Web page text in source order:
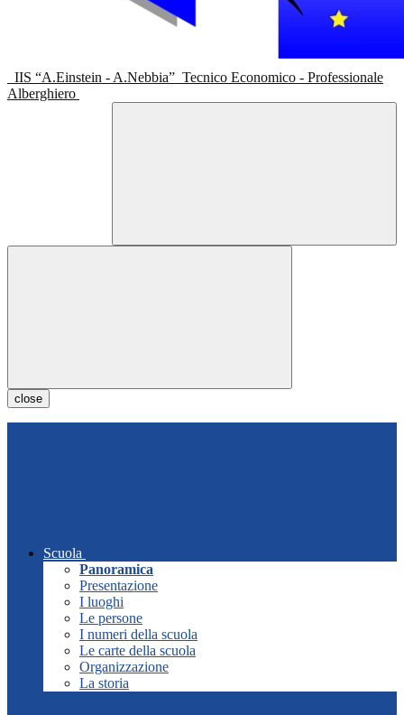
IIS “A.Einstein - A.Nebbia” Tecnico Economico - Professionale
Alberghiero
close
Scuola
Panoramica
Presentazione
I luoghi
Le persone
I numeri della scuola
Le carte della scuola
Organizzazione
La storia